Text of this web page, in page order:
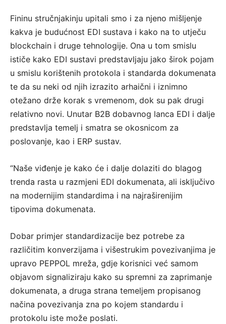
Fininu stručnjakinju upitali smo i za njeno mišljenje
kakva je budućnost EDI sustava i kako na to utječu
blockchain i druge tehnologije. Ona u tom smislu
ističe kako EDI sustavi predstavljaju jako širok pojam
u smislu korištenih protokola i standarda dokumenata
te da su neki od njih izrazito arhaični i iznimno
otežano drže korak s vremenom, dok su pak drugi
relativno novi. Unutar B2B dobavnog lanca EDI i dalje
predstavlja temelj i smatra se okosnicom za
poslovanje, kao i ERP sustav.
“Naše viđenje je kako će i dalje dolaziti do blagog
trenda rasta u razmjeni EDI dokumenata, ali isključivo
na modernijim standardima i na najraširenijim
tipovima dokumenata.
Dobar primjer standardizacije bez potrebe za
različitim konverzijama i višestrukim povezivanjima je
upravo PEPPOL mreža, gdje korisnici već samom
objavom signaliziraju kako su spremni za zaprimanje
dokumenata, a druga strana temeljem propisanog
načina povezivanja zna po kojem standardu i
protokolu iste može poslati.